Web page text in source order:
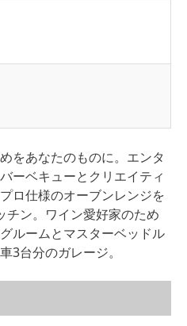
をあなたのものに。エンタ
ーベキューとクリエイティ
ロ仕様のオーブンレンジを
チン。ワイン愛好家のため
ルームとマスターベッドル
3台分のガレージ。